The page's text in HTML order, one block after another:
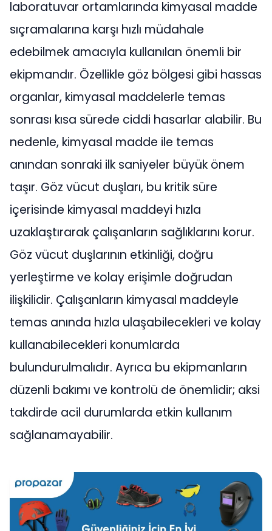
laboratuvar ortamlarında kimyasal madde
sıçramalarına karşı hızlı müdahale
edebilmek amacıyla kullanılan önemli bir
ekipmandır. Özellikle göz bölgesi gibi hassas
organlar, kimyasal maddelerle temas
sonrası kısa sürede ciddi hasarlar alabilir. Bu
nedenle, kimyasal madde ile temas
anından sonraki ilk saniyeler büyük önem
taşır. Göz vücut duşları, bu kritik süre
içerisinde kimyasal maddeyi hızla
uzaklaştırarak çalışanların sağlıklarını korur.
Göz vücut duşlarının etkinliği, doğru
yerleştirme ve kolay erişimle doğrudan
ilişkilidir. Çalışanların kimyasal maddeyle
temas anında hızla ulaşabilecekleri ve kolay
kullanabilecekleri konumlarda
bulundurulmalıdır. Ayrıca bu ekipmanların
düzenli bakımı ve kontrolü de önemlidir; aksi
takdirde acil durumlarda etkin kullanım
sağlanamayabilir.